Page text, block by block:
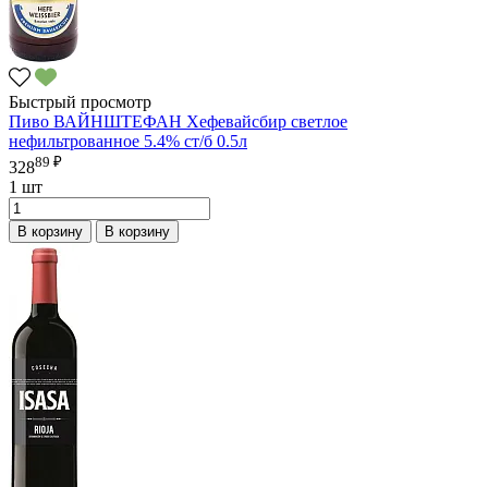
Быстрый просмотр
Пиво ВАЙНШТЕФАН Хефевайсбир светлое
нефильтрованное 5.4% ст/б 0.5л
32889 ₽
1 шт
В корзину В корзину